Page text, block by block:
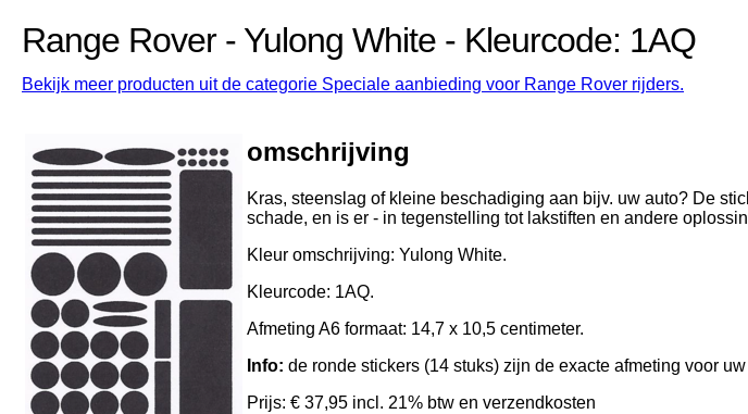
Range Rover - Yulong White - Kleurcode: 1AQ
Bekijk meer producten uit de categorie Speciale aanbieding voor Range Rover rijders.
omschrijving
Kras, steenslag of kleine beschadiging aan bijv. uw auto? De
schade, en is er - in tegenstelling tot lakstiften en andere
Kleur omschrijving: Yulong White.
Kleurcode: 1AQ.
Afmeting A6 formaat: 14,7 x 10,5 centimeter.
Info: de ronde stickers (14 stuks) zijn de exacte afmeting voor uw
Prijs: € 37,95 incl. 21% btw en verzendkosten